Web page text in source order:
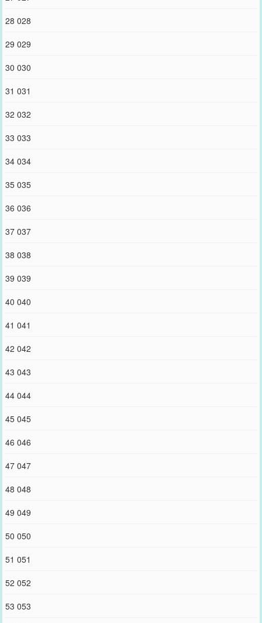
28 028
29 029
30 030
31 031
32 032
33 033
34 034
35 035
36 036
37 037
38 038
39 039
40 040
41 041
42 042
43 043
44 044
45 045
46 046
47 047
48 048
49 049
50 050
51 051
52 052
53 053